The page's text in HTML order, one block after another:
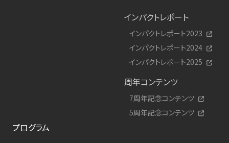
インパクトレポート
インパクトレポート2023
インパクトレポート2024
インパクトレポート2025
周年コンテンツ
7周年記念コンテンツ
5周年記念コンテンツ
プログラム